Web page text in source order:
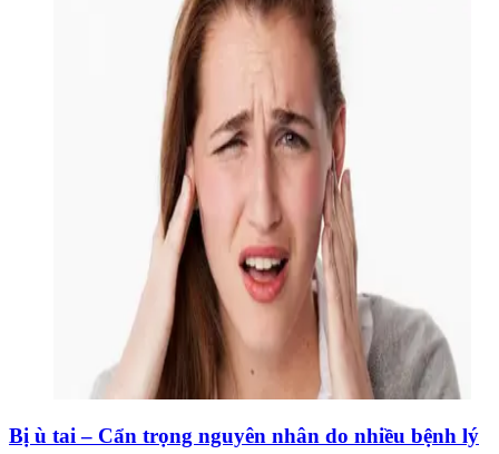
Bị ù tai – Cẩn trọng nguyên nhân do nhiều bệnh lý